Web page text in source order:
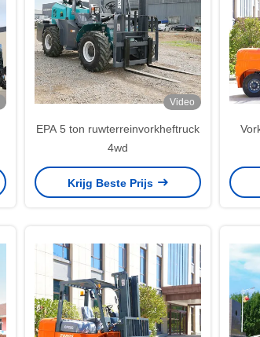
Video
EPA 5 ton ruwterreinvorkheftruck
4wd
Krijg Beste Prijs